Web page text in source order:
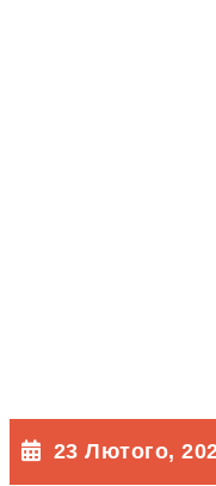
23 Лютого,